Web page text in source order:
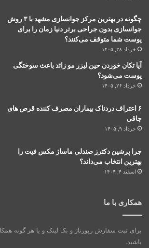
چگونه در بهترین مرکز جوانسازی مشهد با ۳ روش
جوانسازی بدون جراحی برتر دنیا زمان را برای
پوست شما متوقف می‌کنند؟
خرداد ۲۸, ۱۴۰۵
آیا تکان خوردن حین لیزر مو زائد باعث سوختگی
پوست می‌شود؟
خرداد ۲۶, ۱۴۰۵
۶ اعتراف دردناک بیماران مصرف کننده قرص های
چاقی
خرداد ۹, ۱۴۰۵
چرا پرشین دکترز صندلی ماساژ مکس فیت را
بهترین انتخاب می‌داند؟
اسفند ۴, ۱۴۰۴
همکاری با ما
برای ثبت سفارش رپورتاژ و بک لینک و یا هر گونه
باشید.